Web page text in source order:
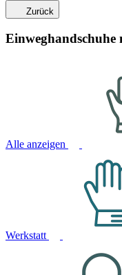
Zurück
Einweghandschuhe
Alle anzeigen
Werkstatt